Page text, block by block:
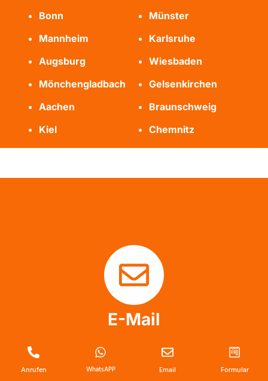
Bonn
Münster
Mannheim
Karlsruhe
Augsburg
Wiesbaden
Mönchengladbach
Gelsenkirchen
Aachen
Braunschweig
Kiel
Chemnitz
E-Mail
info@messie-wohnung-profis.de
Anrufen WhatsAPP Email Formular